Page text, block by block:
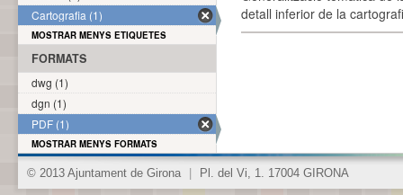
detall inferior de la
Cartografia (1)
MOSTRAR MENYS ETIQUETES
FORMATS
dwg (1)
dgn (1)
PDF (1)
MOSTRAR MENYS FORMATS
© 2013 Ajuntament de Girona Pl. del Vi, 1. 17004 GIRONA